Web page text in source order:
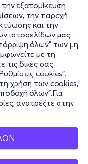
εξατομίκευση
την παροχή
και την
ιστοσελίδων μας.
όλων" των μη
με τη
τις δικές σας
cookies".
χρήση των cookies,
όλων".Για
ανατρέξτε στην
και προς το
για ''1-one''
42, Ελλάδα
- Αιγάλεω, Αττική